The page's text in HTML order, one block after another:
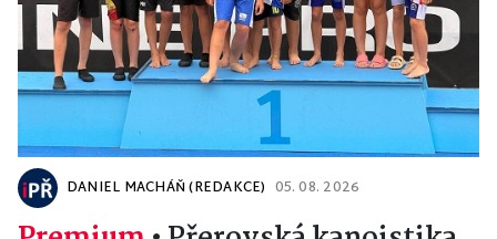
DANIEL MACHÁŇ (REDAKCE) 05. 08. 2026